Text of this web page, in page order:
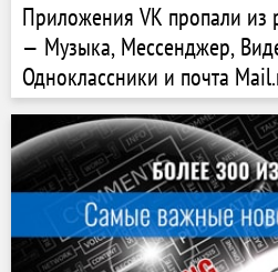
Приложения VK пропали из
— Музыка, Мессенджер,
Одноклассники и почта